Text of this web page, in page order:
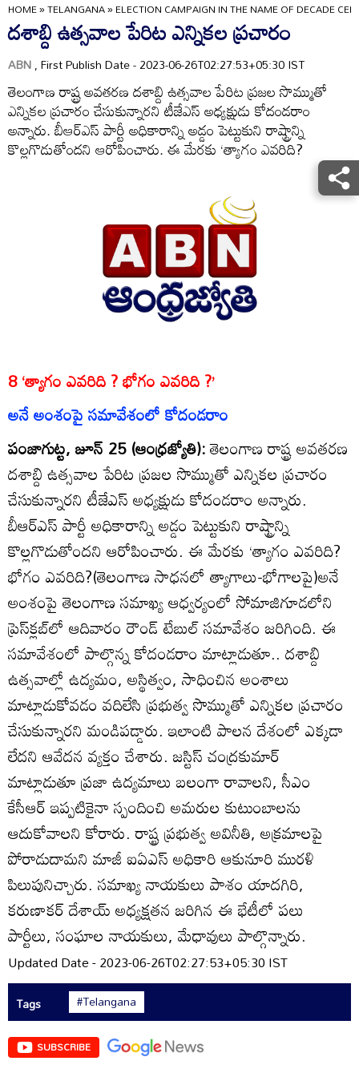
HOME»TELANGANA»ELECTION CAMPAIGN IN THE NAME OF DECADE
దశాబ్ది ఉత్సవాల పేరిట ఎన్నికల ప్రచారం
ABN, First Publish Date - 2023-06-26T02:27:53+05:30 IST
తెలంగాణ రాష్ట్ర అవతరణ దశాబ్ది ఉత్సవాల పేరిట ప్రజల సొమ్ముతో
ఎన్నికల ప్రచారం చేసుకున్నారని టీజేఎస్‌ అధ్యక్షుడు కోదండరాం
అన్నారు. బీఆర్‌ఎస్‌ పార్టీ అధికారాన్ని అడ్డం పెట్టుకుని రాష్ట్రాన్ని
కొల్లగొడుతోందని ఆరోపించారు. ఈ మేరకు ‘త్యాగం ఎవరిది?
8 ‘త్యాగం ఎవరిది ? భోగం ఎవరిది ?’
అనే అంశంపై సమావేశంలో కోదండరాం
పంజాగుట్ట, జూన్‌ 25 (ఆంధ్రజ్యోతి):తెలంగాణ రాష్ట్ర అవతరణ
దశాబ్ది ఉత్సవాల పేరిట ప్రజల సొమ్ముతో ఎన్నికల ప్రచారం
చేసుకున్నారని టీజేఎస్‌ అధ్యక్షుడు కోదండరాం అన్నారు.
బీఆర్‌ఎస్‌ పార్టీ అధికారాన్ని అడ్డం పెట్టుకుని రాష్ట్రాన్ని
కొల్లగొడుతోందని ఆరోపించారు. ఈ మేరకు ‘త్యాగం ఎవరిది?
భోగం ఎవరిది?(తెలంగాణ సాధనలో త్యాగాలు-భోగాలపై)అనే
అంశంపై తెలంగాణ సమాఖ్య ఆధ్వర్యంలో సోమాజిగూడలోని
ప్రెస్‌క్లబ్‌లో ఆదివారం రౌండ్‌ టేబుల్‌ సమావేశం జరిగింది. ఈ
సమావేశంలో పాల్గొన్న కోదండరాం మాట్లాడుతూ.. దశాబ్ది
ఉత్సవాల్లో ఉద్యమం, అస్థిత్వం, సాధించిన అంశాలు
మాట్లాడుకోవడం వదిలేసి ప్రభుత్వ సొమ్ముతో ఎన్నికల ప్రచారం
చేసుకున్నారని మండిపడ్డారు. ఇలాంటి పాలన దేశంలో ఎక్కడా
లేదని ఆవేదన వ్యక్తం చేశారు. జస్టిస్‌ చంద్రకుమార్‌
మాట్లాడుతూ ప్రజా ఉద్యమాలు బలంగా రావాలని, సీఎం
కేసీఆర్‌ ఇప్పటికైనా స్పందించి అమరుల కుటుంబాలను
ఆదుకోవాలని కోరారు. రాష్ట్ర ప్రభుత్వ అవినీతి, అక్రమాలపై
పోరాడుదామని మాజీ ఐఏఎస్‌ అధికారి ఆకునూరి మురళి
పిలుపునిచ్చారు. సమాఖ్య నాయకులు పాశం యాదగిరి,
కరుణాకర్‌ దేశాయ్‌ అధ్యక్షతన జరిగిన ఈ భేటీలో పలు
పార్టీలు, సంఘాల నాయకులు, మేధావులు పాల్గొన్నారు.
Updated Date - 2023-06-26T02:27:53+05:30 IST
Tags #Telangana
SUBSCRIBE